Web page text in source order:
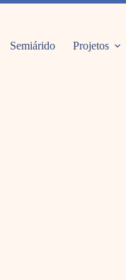
Semiárido Projetos